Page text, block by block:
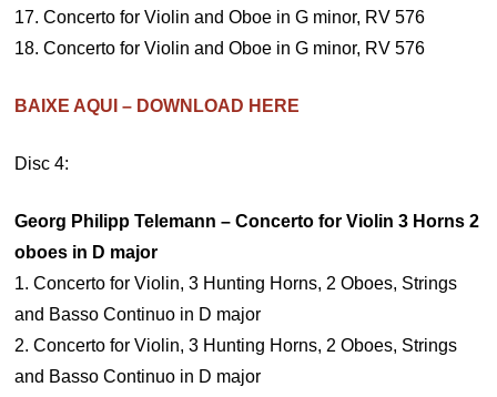
17. Concerto for Violin and Oboe in G minor, RV 576
18. Concerto for Violin and Oboe in G minor, RV 576
BAIXE AQUI – DOWNLOAD HERE
Disc 4:
Georg Philipp Telemann – Concerto for Violin 3 Horns 2
oboes in D major
1. Concerto for Violin, 3 Hunting Horns, 2 Oboes, Strings
and Basso Continuo in D major
2. Concerto for Violin, 3 Hunting Horns, 2 Oboes, Strings
and Basso Continuo in D major